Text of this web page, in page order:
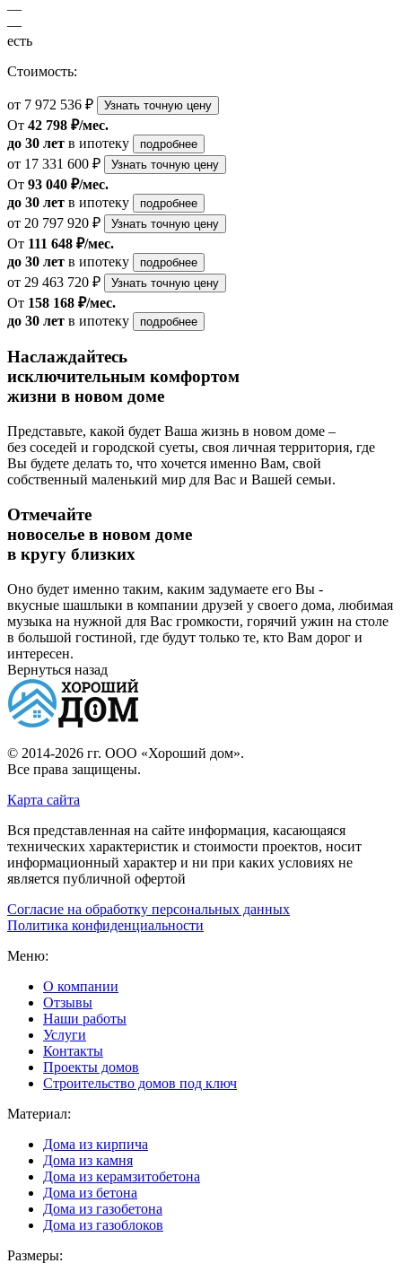
—
—
есть
Стоимость:
от 7 972 536 ₽ Узнать точную цену
От 42 798 ₽/мес.
до 30 лет в ипотеку подробнее
от 17 331 600 ₽ Узнать точную цену
От 93 040 ₽/мес.
до 30 лет в ипотеку подробнее
от 20 797 920 ₽ Узнать точную цену
От 111 648 ₽/мес.
до 30 лет в ипотеку подробнее
от 29 463 720 ₽ Узнать точную цену
От 158 168 ₽/мес.
до 30 лет в ипотеку подробнее
Наслаждайтесь
исключительным комфортом
жизни в новом доме
Представьте, какой будет Ваша жизнь в новом доме –
без соседей и городской суеты, своя личная территория, где
Вы будете делать то, что хочется именно Вам, свой
собственный маленький мир для Вас и Вашей семьи.
Отмечайте
новоселье в новом доме
в кругу близких
Оно будет именно таким, каким задумаете его Вы -
вкусные шашлыки в компании друзей у своего дома, любимая
музыка на нужной для Вас громкости, горячий ужин на столе
в большой гостиной, где будут только те, кто Вам дорог и
интересен.
Вернуться назад
© 2014-2026 гг. ООО «Хороший дом».
Все права защищены.
Карта сайта
Вся представленная на сайте информация, касающаяся
технических характеристик и стоимости проектов, носит
информационный характер и ни при каких условиях не
является публичной офертой
Согласие на обработку персональных данных
Политика конфиденциальности
Меню:
О компании
Отзывы
Наши работы
Услуги
Контакты
Проекты домов
Строительство домов под ключ
Материал:
Дома из кирпича
Дома из камня
Дома из керамзитобетона
Дома из бетона
Дома из газобетона
Дома из газоблоков
Размеры: